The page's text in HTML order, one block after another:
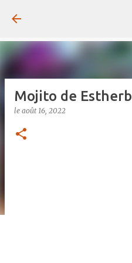
Mojito de Estherb
le août 16, 2022